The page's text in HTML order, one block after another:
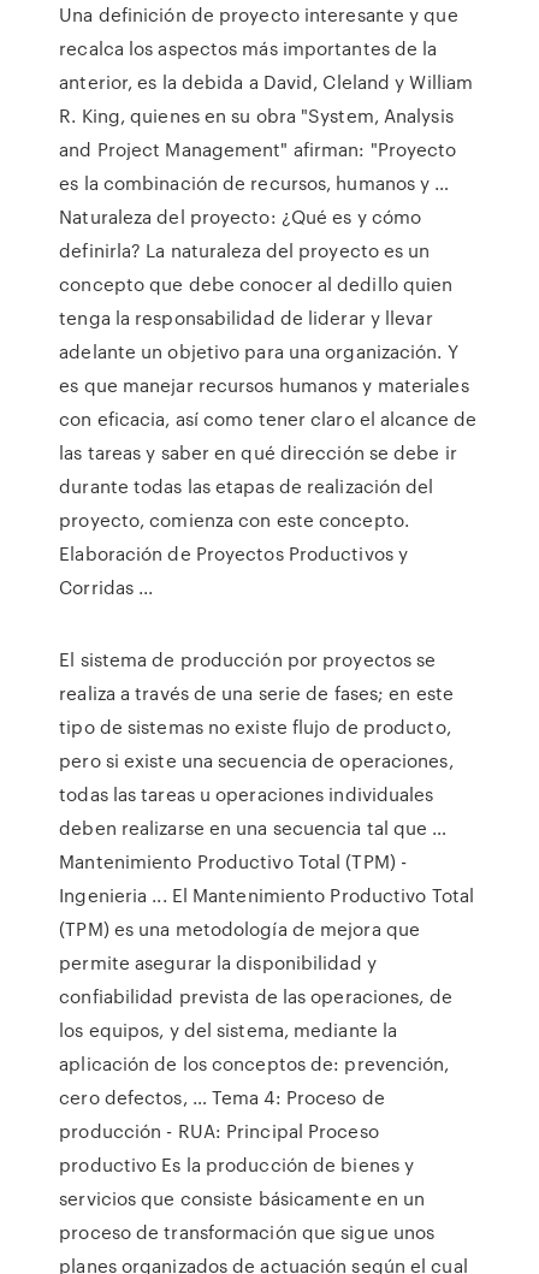
Una definición de proyecto interesante y que
recalca los aspectos más importantes de la
anterior, es la debida a David, Cleland y William
R. King, quienes en su obra "System, Analysis
and Project Management" afirman: "Proyecto
es la combinación de recursos, humanos y …
Naturaleza del proyecto: ¿Qué es y cómo
definirla? La naturaleza del proyecto es un
concepto que debe conocer al dedillo quien
tenga la responsabilidad de liderar y llevar
adelante un objetivo para una organización. Y
es que manejar recursos humanos y materiales
con eficacia, así como tener claro el alcance de
las tareas y saber en qué dirección se debe ir
durante todas las etapas de realización del
proyecto, comienza con este concepto.
Elaboración de Proyectos Productivos y
Corridas ...
El sistema de producción por proyectos se
realiza a través de una serie de fases; en este
tipo de sistemas no existe flujo de producto,
pero si existe una secuencia de operaciones,
todas las tareas u operaciones individuales
deben realizarse en una secuencia tal que …
Mantenimiento Productivo Total (TPM) -
Ingenieria ... El Mantenimiento Productivo Total
(TPM) es una metodología de mejora que
permite asegurar la disponibilidad y
confiabilidad prevista de las operaciones, de
los equipos, y del sistema, mediante la
aplicación de los conceptos de: prevención,
cero defectos, … Tema 4: Proceso de
producción - RUA: Principal Proceso
productivo Es la producción de bienes y
servicios que consiste básicamente en un
proceso de transformación que sigue unos
planes organizados de actuación según el cual